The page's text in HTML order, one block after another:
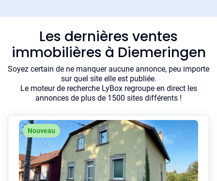
Les dernières ventes
immobilières à Diemeringen
Soyez certain de ne manquer aucune annonce, peu importe
sur quel site elle est publiée.
Le moteur de recherche LyBox regroupe en direct les
annonces de plus de 1500 sites différents !
Nouveau